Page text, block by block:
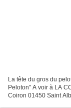
La tête du gros du
Peloton" A voir à LA
Coiron 01450 Saint